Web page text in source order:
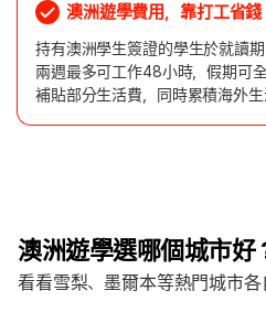
澳洲遊學費用，靠打工省錢
持有澳洲學生簽證的學生於就讀
兩週最多可工作48小時，假期可
補貼部分生活費，同時累積海外
澳洲遊學選哪個城市好
看看雪梨、墨爾本等熱門城市